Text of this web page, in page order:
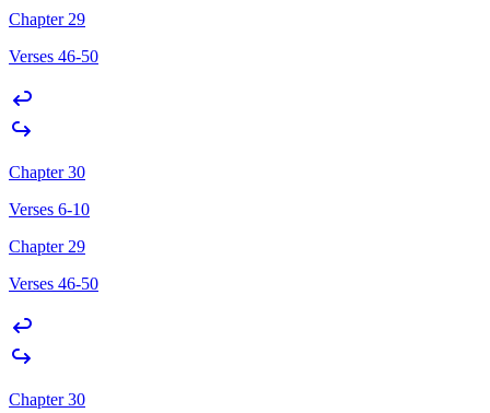
Chapter 29
Verses 46-50
Chapter 30
Verses 6-10
Chapter 29
Verses 46-50
Chapter 30